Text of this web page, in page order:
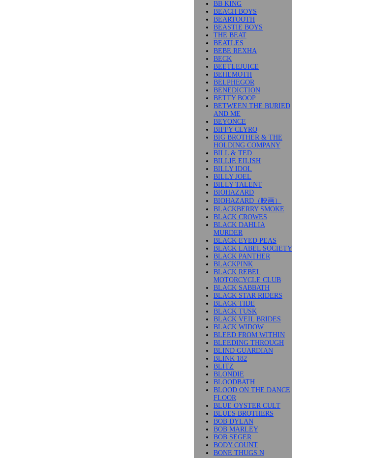
BB KING
BEACH BOYS
BEARTOOTH
BEASTIE BOYS
THE BEAT
BEATLES
BEBE REXHA
BECK
BEETLEJUICE
BEHEMOTH
BELPHEGOR
BENEDICTION
BETTY BOOP
BETWEEN THE BURIED
AND ME
BEYONCE
BIFFY CLYRO
BIG BROTHER & THE
HOLDING COMPANY
BILL & TED
BILLIE EILISH
BILLY IDOL
BILLY JOEL
BILLY TALENT
BIOHAZARD
BIOHAZARD（映画）
BLACKBERRY SMOKE
BLACK CROWES
BLACK DAHLIA
MURDER
BLACK EYED PEAS
BLACK LABEL SOCIETY
BLACK PANTHER
BLACKPINK
BLACK REBEL
MOTORCYCLE CLUB
BLACK SABBATH
BLACK STAR RIDERS
BLACK TIDE
BLACK TUSK
BLACK VEIL BRIDES
BLACK WIDOW
BLEED FROM WITHIN
BLEEDING THROUGH
BLIND GUARDIAN
BLINK 182
BLITZ
BLONDIE
BLOODBATH
BLOOD ON THE DANCE
FLOOR
BLUE OYSTER CULT
BLUES BROTHERS
BOB DYLAN
BOB MARLEY
BOB SEGER
BODY COUNT
BONE THUGS N